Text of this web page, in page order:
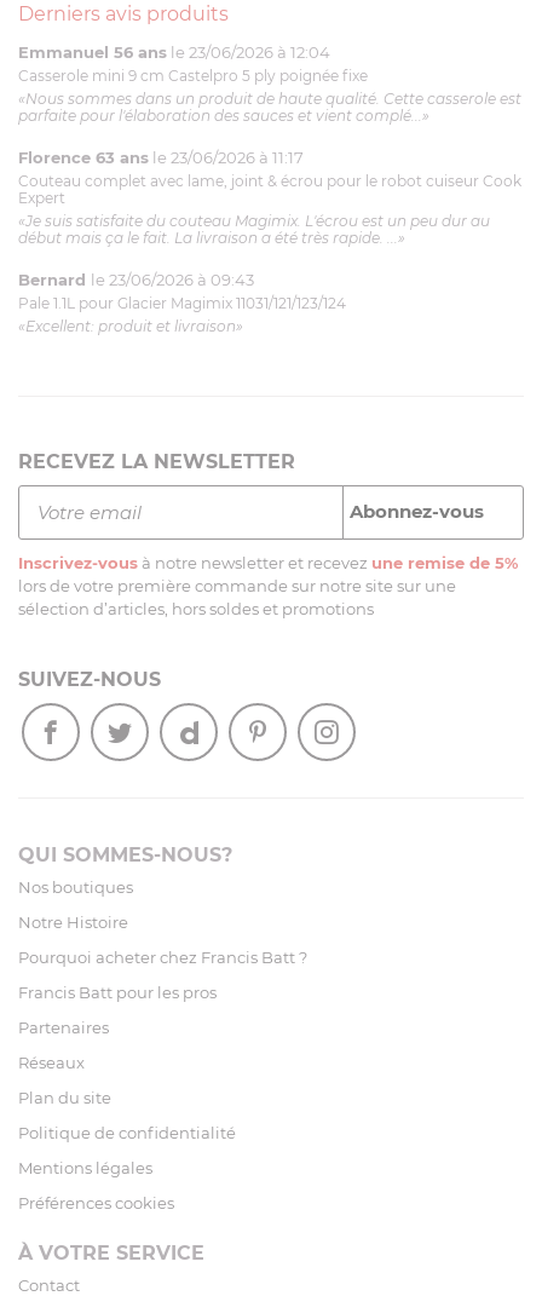
Derniers avis produits
Emmanuel 56 ans le 23/06/2026 à 12:04
Casserole mini 9 cm Castelpro 5 ply poignée fixe
«Nous sommes dans un produit de haute qualité. Cette casserole est
parfaite pour l'élaboration des sauces et vient complé...»
Florence 63 ans le 23/06/2026 à 11:17
Couteau complet avec lame, joint & écrou pour le robot cuiseur Cook
Expert
«Je suis satisfaite du couteau Magimix. L'écrou est un peu dur au
début mais ça le fait. La livraison a été très rapide. ...»
Bernard le 23/06/2026 à 09:43
Pale 1.1L pour Glacier Magimix 11031/121/123/124
«Excellent: produit et livraison»
RECEVEZ LA NEWSLETTER
Inscrivez-vous à notre newsletter et recevez une remise de 5%
lors de votre première commande sur notre site sur une
sélection d’articles, hors soldes et promotions
SUIVEZ-NOUS
QUI SOMMES-NOUS?
Nos boutiques
Notre Histoire
Pourquoi acheter chez Francis Batt ?
Francis Batt pour les pros
Partenaires
Réseaux
Plan du site
Politique de confidentialité
Mentions légales
Préférences cookies
À VOTRE SERVICE
Contact